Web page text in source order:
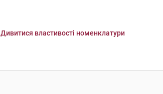
Дивитися властивості номенклатури